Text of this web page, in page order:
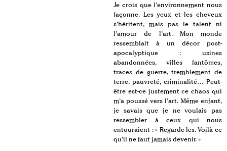
Je crois que l’environnement nous
façonne. Les yeux et les cheveux
s’héritent, mais pas le talent ni
l’amour de l’art. Mon monde
ressemblait à un décor post-
apocalyptique : usines
abandonnées, villes fantômes,
traces de guerre, tremblement de
terre, pauvreté, criminalité… Peut-
être est-ce justement ce chaos qui
m’a poussé vers l’art. Même enfant,
je savais que je ne voulais pas
ressembler à ceux qui nous
entouraient : « Regarde-les. Voilà ce
qu’il ne faut jamais devenir. »